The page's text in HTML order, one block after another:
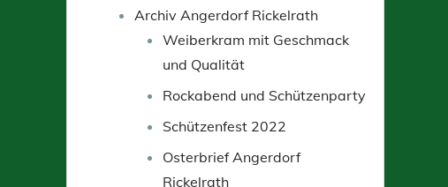
Archiv Angerdorf Rickelrath
Weiberkram mit Geschmack
und Qualität
Rockabend und Schützenparty
Schützenfest 2022
Osterbrief Angerdorf
Rickelrath